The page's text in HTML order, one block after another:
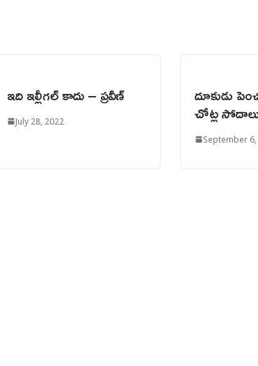
ఇది ఇల్లీగల్ కాదు – ప్రవీణ్
July 28, 2022
దూకుడు
చోట్ల
September